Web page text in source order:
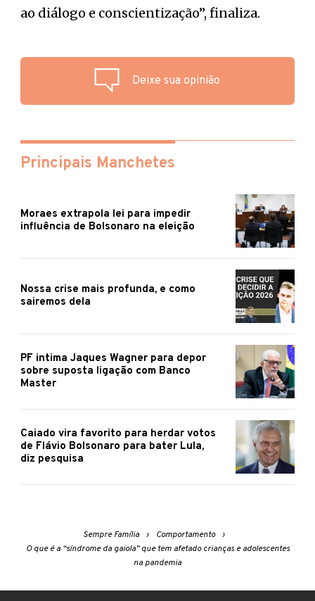
ao diálogo e conscientização”, finaliza.
Deixe sua opinião
Principais Manchetes
Moraes extrapola lei para impedir
influência de Bolsonaro na eleição
Nossa crise mais profunda, e como
sairemos dela
PF intima Jaques Wagner para depor
sobre suposta ligação com Banco
Master
Caiado vira favorito para herdar votos
de Flávio Bolsonaro para bater Lula,
diz pesquisa
Sempre Família
Comportamento
O que é a “síndrome da gaiola” que tem afetado crianças e adolescentes
na pandemia